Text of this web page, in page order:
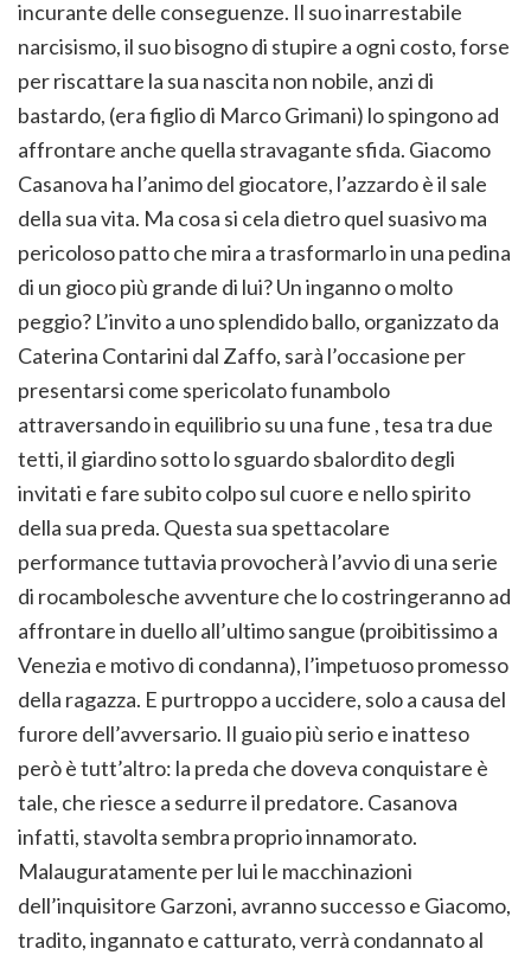
incurante delle conseguenze. Il suo inarrestabile
narcisismo, il suo bisogno di stupire a ogni costo, forse
per riscattare la sua nascita non nobile, anzi di
bastardo, (era figlio di Marco Grimani) lo spingono ad
affrontare anche quella stravagante sfida. Giacomo
Casanova ha l’animo del giocatore, l’azzardo è il sale
della sua vita. Ma cosa si cela dietro quel suasivo ma
pericoloso patto che mira a trasformarlo in una pedina
di un gioco più grande di lui? Un inganno o molto
peggio? L’invito a uno splendido ballo, organizzato da
Caterina Contarini dal Zaffo, sarà l’occasione per
presentarsi come spericolato funambolo
attraversando in equilibrio su una fune , tesa tra due
tetti, il giardino sotto lo sguardo sbalordito degli
invitati e fare subito colpo sul cuore e nello spirito
della sua preda. Questa sua spettacolare
performance tuttavia provocherà l’avvio di una serie
di rocambolesche avventure che lo costringeranno ad
affrontare in duello all’ultimo sangue (proibitissimo a
Venezia e motivo di condanna), l’impetuoso promesso
della ragazza. E purtroppo a uccidere, solo a causa del
furore dell’avversario. Il guaio più serio e inatteso
però è tutt’altro: la preda che doveva conquistare è
tale, che riesce a sedurre il predatore. Casanova
infatti, stavolta sembra proprio innamorato.
Malauguratamente per lui le macchinazioni
dell’inquisitore Garzoni, avranno successo e Giacomo,
tradito, ingannato e catturato, verrà condannato al